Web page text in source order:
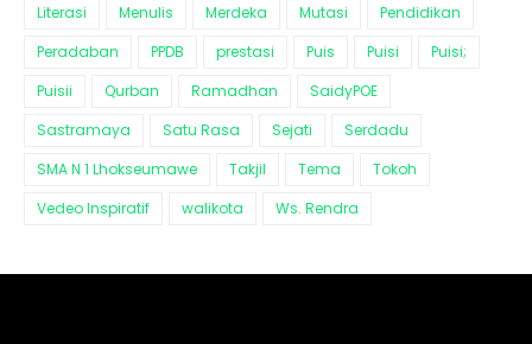
Literasi
Menulis Merdeka Mutasi
Pendidikan
Peradaban
PPDB prestasi Puis Puisi
Puisi;
Puisii
Qurban Ramadhan
SaidyPOE
Sastramaya
Satu Rasa Sejati
Serdadu
SMA N 1 Lhokseumawe
Takjil Tema
Tokoh
Vedeo Inspiratif
walikota Ws. Rendra